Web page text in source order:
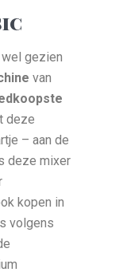
gezien
van
deze
– aan de
deze mixer
kopen in
volgens